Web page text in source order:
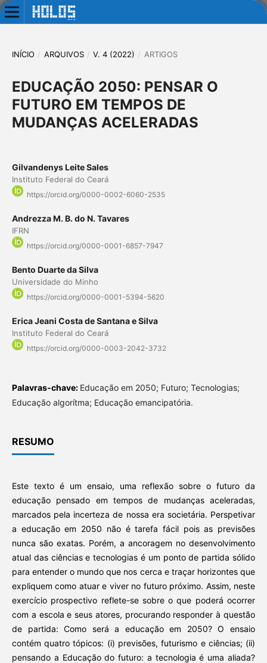
INÍCIO / ARQUIVOS / V. 4 (2022) / ARTIGOS
EDUCAÇÃO 2050: PENSAR O
FUTURO EM TEMPOS DE
MUDANÇAS ACELERADAS
Gilvandenys Leite Sales
Instituto Federal do Ceará
https://orcid.org/0000-0002-6060-2535
Andrezza M. B. do N. Tavares
IFRN
https://orcid.org/0000-0001-6857-7947
Bento Duarte da Silva
Universidade do Minho
https://orcid.org/0000-0001-5394-5620
Erica Jeani Costa de Santana e Silva
Instituto Federal do Ceará
https://orcid.org/0000-0003-2042-3732
Palavras-chave: Educação em 2050; Futuro; Tecnologias;
Educação algorítma; Educação emancipatória.
RESUMO
Este texto é um ensaio, uma reflexão sobre o futuro da
educação pensado em tempos de mudanças aceleradas,
marcados pela incerteza de nossa era societária. Perspetivar
a educação em 2050 não é tarefa fácil pois as previsões
nunca são exatas. Porém, a ancoragem no desenvolvimento
atual das ciências e tecnologias é um ponto de partida sólido
para entender o mundo que nos cerca e traçar horizontes que
expliquem como atuar e viver no futuro próximo. Assim, neste
exercício prospectivo reflete-se sobre o que poderá ocorrer
com a escola e seus atores, procurando responder à questão
de partida: Como será a educação em 2050? O ensaio
contém quatro tópicos: (i) previsões, futurismo e ciências; (ii)
pensando a Educação do futuro: a tecnologia é uma aliada?